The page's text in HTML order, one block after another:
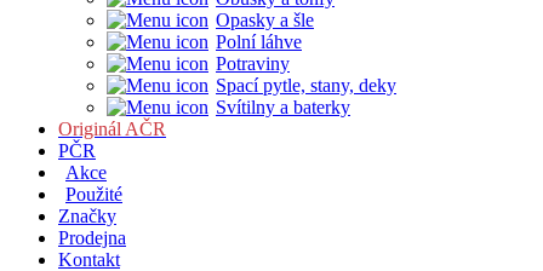
Opasky a šle
Polní láhve
Potraviny
Spací pytle, stany, deky
Svítilny a baterky
Originál AČR
PČR
Akce
Použité
Značky
Prodejna
Kontakt